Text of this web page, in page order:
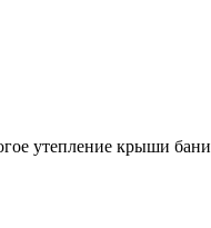
утепление крыши бани